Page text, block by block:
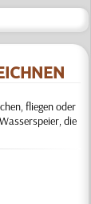
fliegen oder
die